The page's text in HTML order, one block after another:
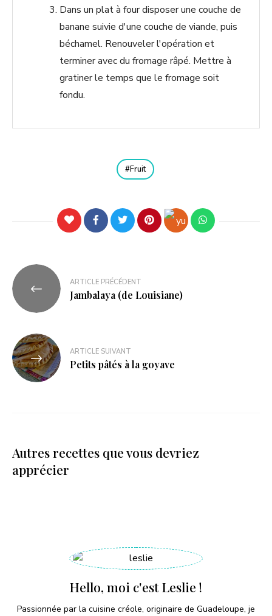
Dans un plat à four disposer une couche de
banane suivie d'une couche de viande, puis
béchamel. Renouveler l'opération et
terminer avec du fromage râpé. Mettre à
gratiner le temps que le fromage soit
fondu.
Fruit
ARTICLE PRÉCÉDENT
Jambalaya (de Louisiane)
ARTICLE SUIVANT
Petits pâtés à la goyave
Autres recettes que vous devriez
apprécier
Hello, moi c'est Leslie !
Passionnée par la cuisine créole, originaire de Guadeloupe, je